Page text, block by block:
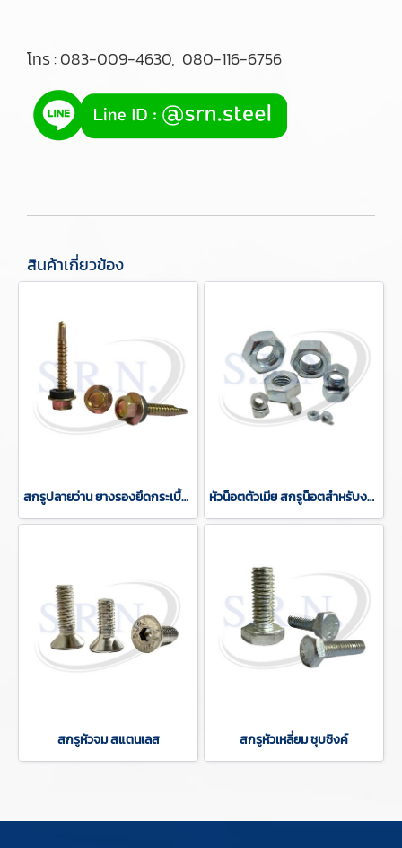
โทร : 083-009-4630, 080-116-6756
สินค้าเกี่ยวข้อง
สกรูปลายว่าน ยางรองยึดกระเบื้อง หัวน็อตตัวเมีย สกรูน็อตสำหรับงานติดตั้ง-ก่อสร้าง
สกรูหัวจม สแตนเลส สกรูหัวเหลี่ยม ชุบซิงค์